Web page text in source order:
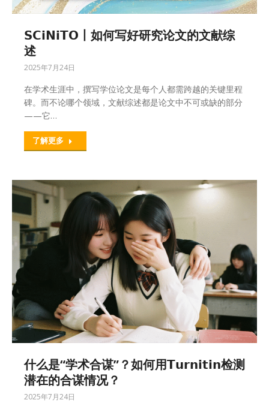
𝗦𝗖𝗶𝗡𝗶𝗧𝗢丨如何写好研究论文的文献综
述
2025年7月24日
在学术生涯中，撰写学位论文是每个人都需跨越的关键里程
碑。而不论哪个领域，文献综述都是论文中不可或缺的部分
——它…
了解更多
什么是“学术合谋”？如何用𝗧𝘂𝗿𝗻𝗶𝘁𝗶𝗻检测
潜在的合谋情况？
2025年7月24日